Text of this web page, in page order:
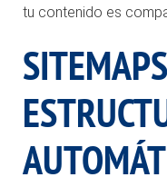
tu contenido es